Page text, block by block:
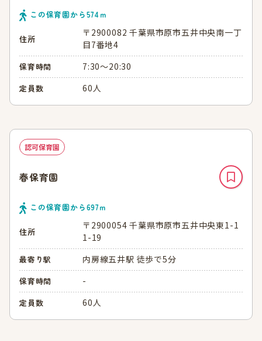
この保育園から574 ｍ
住所
〒2900082 千葉県市原市五井中央南一丁
目7番地4
保育時間 7:30～20:30
定員数 60人
認可保育園
春保育園
この保育園から697ｍ
住所
〒2900054 千葉県市原市五井中央東1-1
1-19
最寄り駅 内房線五井駅 徒歩で5分
保育時間 -
定員数 60人